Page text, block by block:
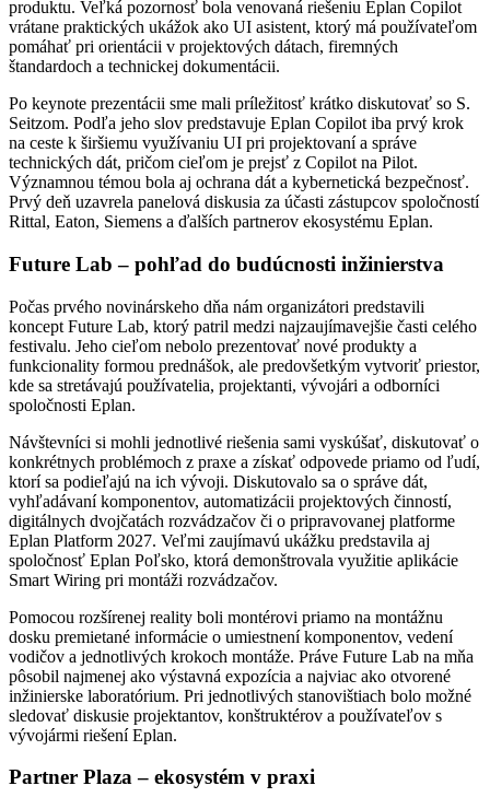
produktu. Veľká pozornosť bola venovaná riešeniu Eplan Copilot
vrátane praktických ukážok ako UI asistent, ktorý má používateľom
pomáhať pri orientácii v projektových dátach, firemných
štandardoch a technickej dokumentácii.
Po keynote prezentácii sme mali príležitosť krátko diskutovať so S.
Seitzom. Podľa jeho slov predstavuje Eplan Copilot iba prvý krok
na ceste k širšiemu využívaniu UI pri projektovaní a správe
technických dát, pričom cieľom je prejsť z Copilot na Pilot.
Významnou témou bola aj ochrana dát a kybernetická bezpečnosť.
Prvý deň uzavrela panelová diskusia za účasti zástupcov spoločností
Rittal, Eaton, Siemens a ďalších partnerov ekosystému Eplan.
Future Lab – pohľad do budúcnosti inžinierstva
Počas prvého novinárskeho dňa nám organizátori predstavili
koncept Future Lab, ktorý patril medzi najzaujímavejšie časti celého
festivalu. Jeho cieľom nebolo prezentovať nové produkty a
funkcionality formou prednášok, ale predovšetkým vytvoriť priestor,
kde sa stretávajú používatelia, projektanti, vývojári a odborníci
spoločnosti Eplan.
Návštevníci si mohli jednotlivé riešenia sami vyskúšať, diskutovať o
konkrétnych problémoch z praxe a získať odpovede priamo od ľudí,
ktorí sa podieľajú na ich vývoji. Diskutovalo sa o správe dát,
vyhľadávaní komponentov, automatizácii projektových činností,
digitálnych dvojčatách rozvádzačov či o pripravovanej platforme
Eplan Platform 2027. Veľmi zaujímavú ukážku predstavila aj
spoločnosť Eplan Poľsko, ktorá demonštrovala využitie aplikácie
Smart Wiring pri montáži rozvádzačov.
Pomocou rozšírenej reality boli montérovi priamo na montážnu
dosku premietané informácie o umiestnení komponentov, vedení
vodičov a jednotlivých krokoch montáže. Práve Future Lab na mňa
pôsobil najmenej ako výstavná expozícia a najviac ako otvorené
inžinierske laboratórium. Pri jednotlivých stanovištiach bolo možné
sledovať diskusie projektantov, konštruktérov a používateľov s
vývojármi riešení Eplan.
Partner Plaza – ekosystém v praxi